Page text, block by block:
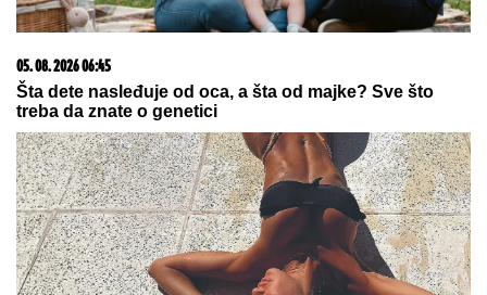
05. 08. 2026 06:45
Šta dete nasleđuje od oca, a šta od majke? Sve što
treba da znate o genetici